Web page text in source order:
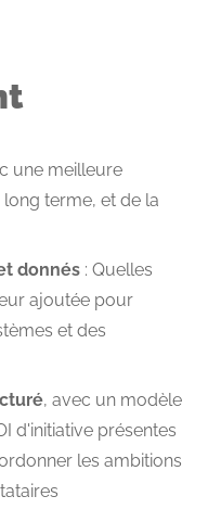
une meilleure
terme, et de la
donnés : Quelles
ajoutée pour
et des
, avec un modèle
d'initiative présentes
les ambitions